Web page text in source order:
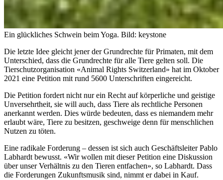
Ein glückliches Schwein beim Yoga. Bild: keystone
Die letzte Idee gleicht jener der Grundrechte für Primaten, mit dem
Unterschied, dass die Grundrechte für alle Tiere gelten soll. Die
Tierschutzorganisation «Animal Rights Switzerland» hat im Oktober
2021 eine Petition mit rund 5600 Unterschriften eingereicht.
Die Petition fordert nicht nur ein Recht auf körperliche und geistige
Unversehrtheit, sie will auch, dass Tiere als rechtliche Personen
anerkannt werden. Dies würde bedeuten, dass es niemandem mehr
erlaubt wäre, Tiere zu besitzen, geschweige denn für menschlichen
Nutzen zu töten.
Eine radikale Forderung – dessen ist sich auch Geschäftsleiter Pablo
Labhardt bewusst. «Wir wollen mit dieser Petition eine Diskussion
über unser Verhältnis zu den Tieren entfachen», so Labhardt. Dass
die Forderungen Zukunftsmusik sind, nimmt er dabei in Kauf.